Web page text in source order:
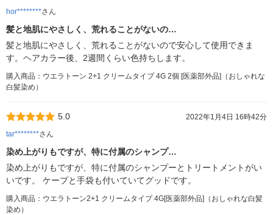
hor********さん
髪と地肌にやさしく、荒れることがないの…
髪と地肌にやさしく、荒れることがないので安心して使用できま
す。ヘアカラー後、2週間くらい色持ちします。
購入商品：ウエラトーン 2+1 クリームタイプ 4G 2個 [医薬部外品]（おしゃれな
白髪染め）
5.0
2022年1月4日 16時42分
tar********さん
染め上がりもですが、特に付属のシャンプ…
染め上がりもですが、特に付属のシャンプーとトリートメントがい
いです。 ケープと手袋も付いていてグッドです。
購入商品：ウエラトーン2+1 クリームタイプ 4G[医薬部外品]（おしゃれな白髪
染め）